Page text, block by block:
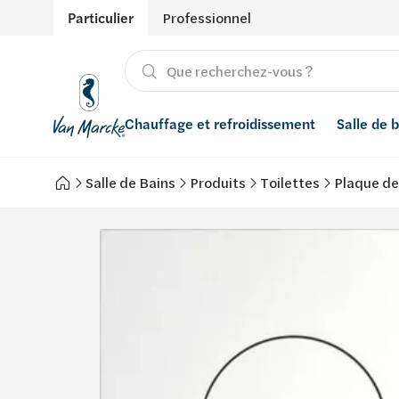
Particulier Professionnel
Chauffage et refroidissement
Chauffage
Refroidissement
Salle de
Produits
Salle de bain avec prix indicatif
Énergies renouvelables
Ventilation
Adoucisseurs d’eau
Filtres à eau
Salle de Bains Produits Toilettes Plaque